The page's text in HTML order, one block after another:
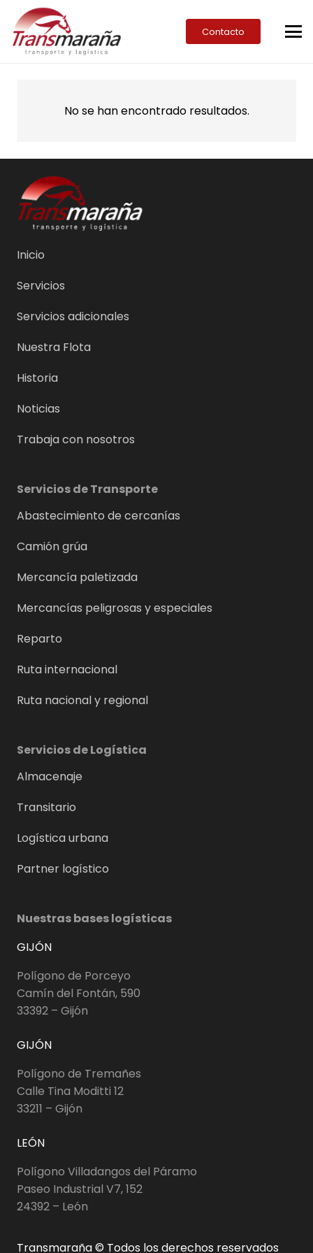
Contacto
No se han encontrado resultados.
Inicio
Servicios
Servicios adicionales
Nuestra Flota
Historia
Noticias
Trabaja con nosotros
Servicios de Transporte
Abastecimiento de cercanías
Camión grúa
Mercancía paletizada
Mercancías peligrosas y especiales
Reparto
Ruta internacional
Ruta nacional y regional
Servicios de Logística
Almacenaje
Transitario
Logística urbana
Partner logístico
Nuestras bases logísticas
GIJÓN
Polígono de Porceyo
Camín del Fontán, 590
33392 – Gijón
GIJÓN
Polígono de Tremañes
Calle Tina Moditti 12
33211 – Gijón
LEÓN
Polígono Villadangos del Páramo
Paseo Industrial V7, 152
24392 – León
Transmaraña © Todos los derechos reservados